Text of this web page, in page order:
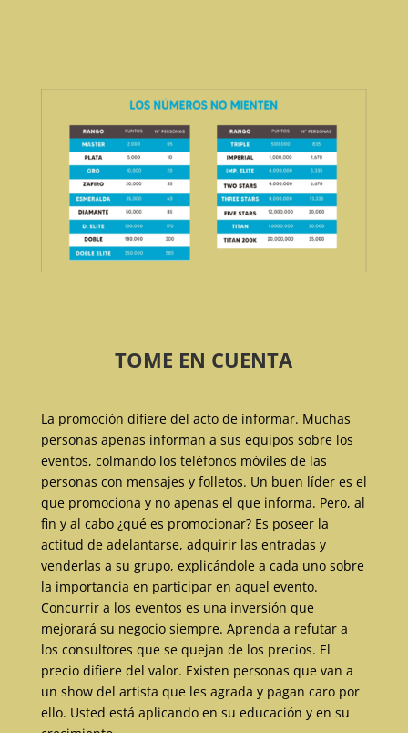
TOME EN CUENTA
La promoción difiere del acto de informar. Muchas
personas apenas informan a sus equipos sobre los
eventos, colmando los teléfonos móviles de las
personas con mensajes y folletos. Un buen líder es el
que promociona y no apenas el que informa. Pero, al
fin y al cabo ¿qué es promocionar? Es poseer la
actitud de adelantarse, adquirir las entradas y
venderlas a su grupo, explicándole a cada uno sobre
la importancia en participar en aquel evento.
Concurrir a los eventos es una inversión que
mejorará su negocio siempre. Aprenda a refutar a
los consultores que se quejan de los precios. El
precio difiere del valor. Existen personas que van a
un show del artista que les agrada y pagan caro por
ello. Usted está aplicando en su educación y en su